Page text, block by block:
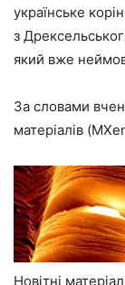
українське
з
який вже
За словами
матеріалів
Новітні